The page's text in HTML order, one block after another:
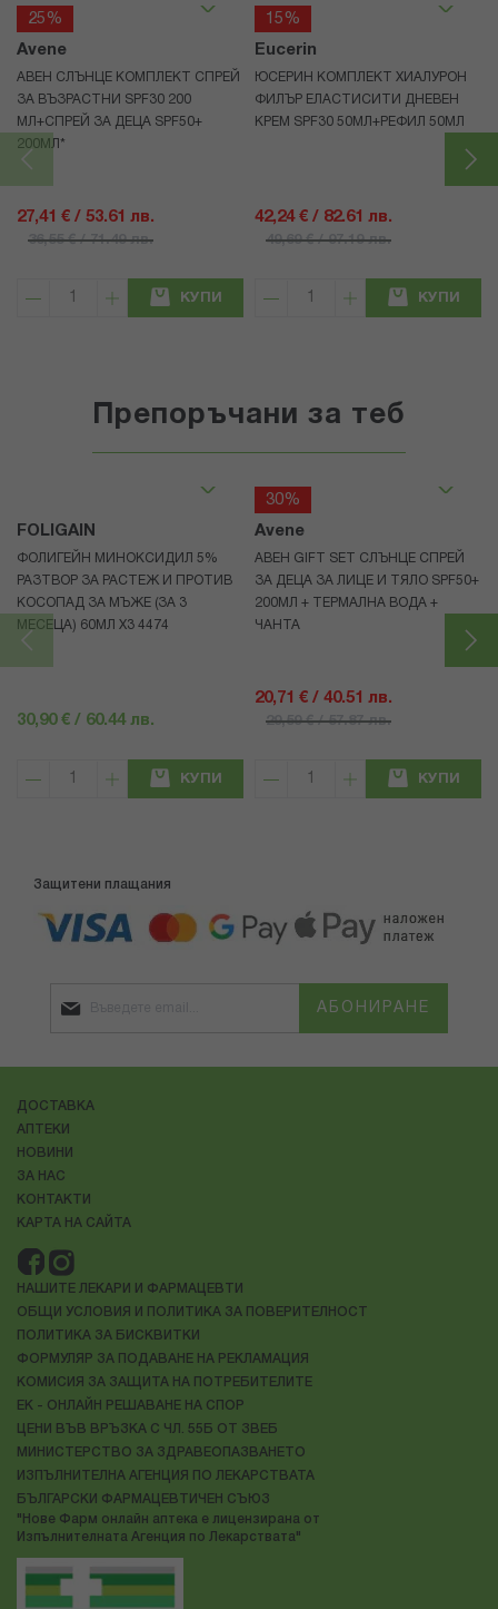
25%
Avene
АВЕН СЛЪНЦЕ КОМПЛЕКТ СПРЕЙ
ЗА ВЪЗРАСТНИ SPF30 200
МЛ+СПРЕЙ ЗА ДЕЦА SPF50+
200МЛ*
27,41 € / 53.61 лв.
36,55 € / 71.49 лв.
КУПИ
15%
Eucerin
ЮСЕРИН КОМПЛЕКТ ХИАЛУРОН
ФИЛЪР ЕЛАСТИСИТИ ДНЕВЕН
КРЕМ SPF30 50МЛ+РЕФИЛ 50МЛ
42,24 € / 82.61 лв.
49,69 € / 97.19 лв.
КУПИ
Препоръчани за теб
FOLIGAIN
ФОЛИГЕЙН МИНОКСИДИЛ 5%
РАЗТВОР ЗА РАСТЕЖ И ПРОТИВ
КОСОПАД ЗА МЪЖЕ (ЗА 3
МЕСЕЦА) 60МЛ X3 4474
30,90 € / 60.44 лв.
КУПИ
30%
Avene
АВЕН GIFT SET СЛЪНЦЕ СПРЕЙ
ЗА ДЕЦА ЗА ЛИЦЕ И ТЯЛО SPF50+
200МЛ + ТЕРМАЛНА ВОДА +
ЧАНТА
20,71 € / 40.51 лв.
29,59 € / 57.87 лв.
КУПИ
Защитени плащания
АБОНИРАНЕ
ДОСТАВКА
АПТЕКИ
НОВИНИ
ЗА НАС
КОНТАКТИ
КАРТА НА САЙТА
НАШИТЕ ЛЕКАРИ И ФАРМАЦЕВТИ
ОБЩИ УСЛОВИЯ И ПОЛИТИКА ЗА ПОВЕРИТЕЛНОСТ
ПОЛИТИКА ЗА БИСКВИТКИ
ФОРМУЛЯР ЗА ПОДАВАНЕ НА РЕКЛАМАЦИЯ
КОМИСИЯ ЗА ЗАЩИТА НА ПОТРЕБИТЕЛИТЕ
ЕК - ОНЛАЙН РЕШАВАНЕ НА СПОР
ЦЕНИ ВЪВ ВРЪЗКА С ЧЛ. 55Б ОТ ЗВЕБ
МИНИСТЕРСТВО ЗА ЗДРАВЕОПАЗВАНЕТО
ИЗПЪЛНИТЕЛНА АГЕНЦИЯ ПО ЛЕКАРСТВАТА
БЪЛГАРСКИ ФАРМАЦЕВТИЧЕН СЪЮЗ
"Нове Фарм онлайн аптека е лицензирана от
Изпълнителната Агенция по Лекарствата"